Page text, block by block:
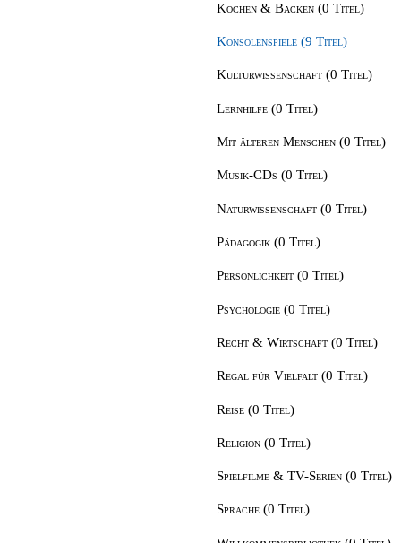
Kochen & Backen (0 Titel)
Konsolenspiele (9 Titel)
Kulturwissenschaft (0 Titel)
Lernhilfe (0 Titel)
Mit älteren Menschen (0 Titel)
Musik-CDs (0 Titel)
Naturwissenschaft (0 Titel)
Pädagogik (0 Titel)
Persönlichkeit (0 Titel)
Psychologie (0 Titel)
Recht & Wirtschaft (0 Titel)
Regal für Vielfalt (0 Titel)
Reise (0 Titel)
Religion (0 Titel)
Spielfilme & TV-Serien (0 Titel)
Sprache (0 Titel)